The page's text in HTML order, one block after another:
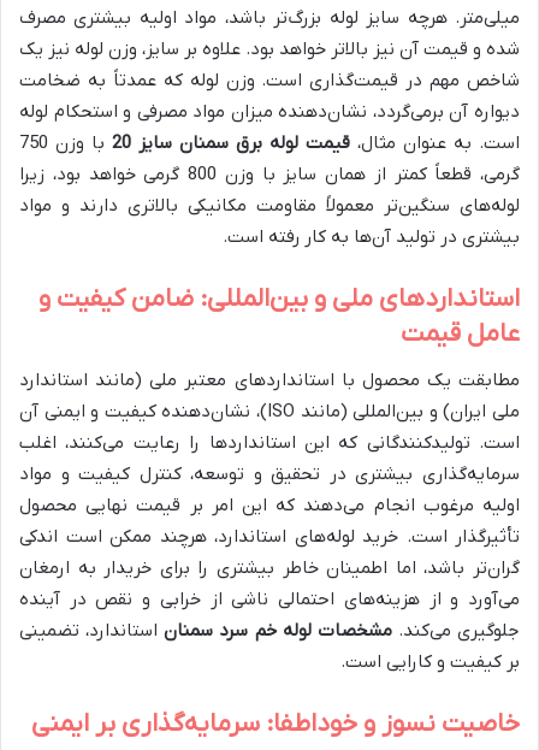
میلی‌متر. هرچه سایز لوله بزرگ‌تر باشد، مواد اولیه بیشتری مصرف
شده و قیمت آن نیز بالاتر خواهد بود. علاوه بر سایز، وزن لوله نیز یک
شاخص مهم در قیمت‌گذاری است. وزن لوله که عمدتاً به ضخامت
دیواره آن برمی‌گردد، نشان‌دهنده میزان مواد مصرفی و استحکام لوله
است. به عنوان مثال، قیمت لوله برق سمنان سایز 20
با وزن 750
گرمی، قطعاً کمتر از همان سایز با وزن 800 گرمی خواهد بود، زیرا
لوله‌های سنگین‌تر معمولاً مقاومت مکانیکی بالاتری دارند و مواد
بیشتری در تولید آن‌ها به کار رفته است.
استانداردهای ملی و بین‌المللی: ضامن کیفیت و
عامل قیمت
مطابقت یک محصول با استانداردهای معتبر ملی (مانند استاندارد
ملی ایران) و بین‌المللی (مانند ISO)، نشان‌دهنده کیفیت و ایمنی آن
است. تولیدکنندگانی که این استانداردها را رعایت می‌کنند، اغلب
سرمایه‌گذاری بیشتری در تحقیق و توسعه، کنترل کیفیت و مواد
اولیه مرغوب انجام می‌دهند که این امر بر قیمت نهایی محصول
تأثیرگذار است. خرید لوله‌های استاندارد، هرچند ممکن است اندکی
گران‌تر باشد، اما اطمینان خاطر بیشتری را برای خریدار به ارمغان
می‌آورد و از هزینه‌های احتمالی ناشی از خرابی و نقص در آینده
جلوگیری می‌کند.مشخصات لوله خم سرد سمناناستاندارد، تضمینی
بر کیفیت و کارایی است.
خاصیت نسوز و خوداطفا: سرمایه‌گذاری بر ایمنی